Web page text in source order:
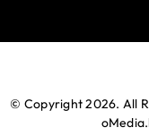
© Copyright 2026. All